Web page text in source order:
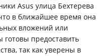
Asus улица Бехтерева
в ближайшее время она
вложений или
готовы предоставить
так как уверены в